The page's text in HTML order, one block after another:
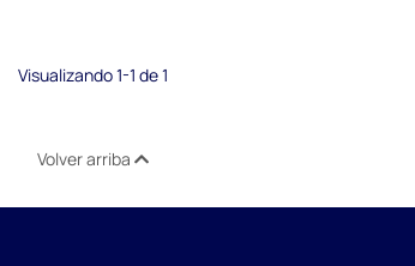
Visualizando 1-1 de 1
Volver arriba